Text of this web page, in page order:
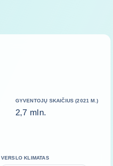
GYVENTOJŲ SKAIČIUS (2021 M.)
2,7 mln.
VERSLO KLIMATAS